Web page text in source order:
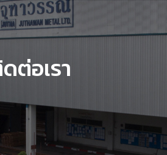
ต่อเรา